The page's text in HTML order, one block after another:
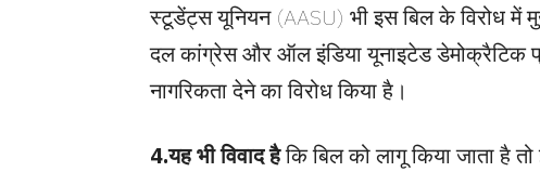
स्टूडेंट्स यूनियन (AASU) भी इस बिल के विरोध में
दल कांग्रेस और ऑल इंडिया यूनाइटेड डेमोक्रैटिक
नागरिकता देने का विरोध किया है।
4.यह भी विवाद हैकि बिल को लागू किया जाता